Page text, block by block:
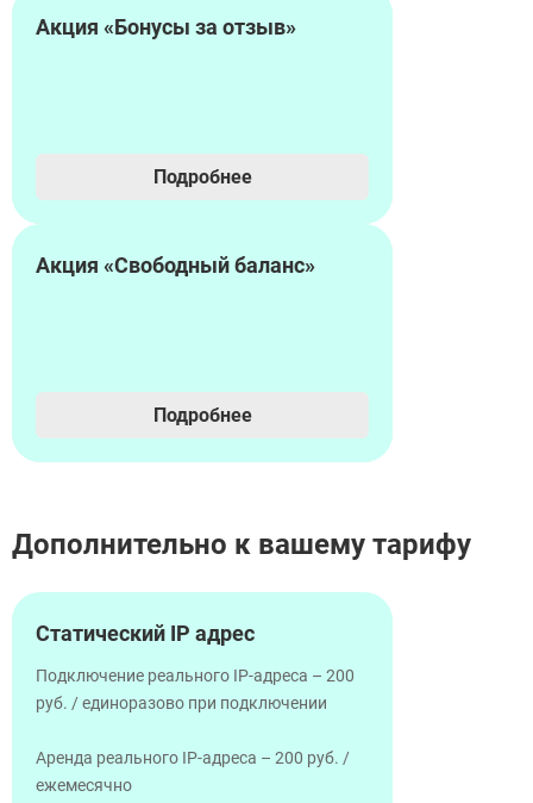
Акция «Бонусы за отзыв»
Подробнее
Акция «Свободный баланс»
Подробнее
Дополнительно к вашему тарифу
Статический IP адрес
Подключение реального IP-адреса – 200
руб. / единоразово при подключении
Аренда реального IP-адреса – 200 руб. /
ежемесячно